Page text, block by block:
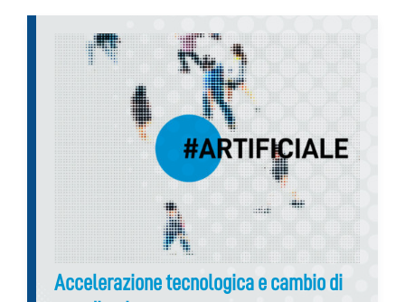
Accelerazione tecnologica e cambio di